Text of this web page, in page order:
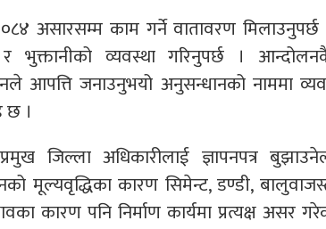
असारसम्म काम गर्ने वातावरण
व्यवस्था गरिनुपर्छ ।
आपत्ति जनाउनुभयो अनुसन्धानको नाममा
छ ।
जिल्ला अधिकारीलाई ज्ञापनपत्र
मूल्यवृद्धिका कारण सिमेन्ट, डण्डी,
कारण पनि निर्माण कार्यमा प्रत्यक्ष असर